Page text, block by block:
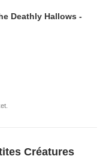
Deathly Hallows -
Créatures